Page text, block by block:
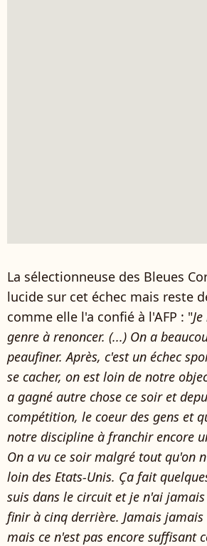
La sélectionneuse des Bleues
lucide sur cet échec mais reste
comme elle l'a confié à l'AFP : "
genre à renoncer. (...) On a
peaufiner. Après, c'est un échec
se cacher, on est loin de notre
a gagné autre chose ce soir et
compétition, le coeur des gens et
notre discipline à franchir encore
On a vu ce soir malgré tout qu'on
loin des Etats-Unis. Ça fait
suis dans le circuit et je n'ai
finir à cinq derrière. Jamais jamais
mais ce n'est pas encore suffisant